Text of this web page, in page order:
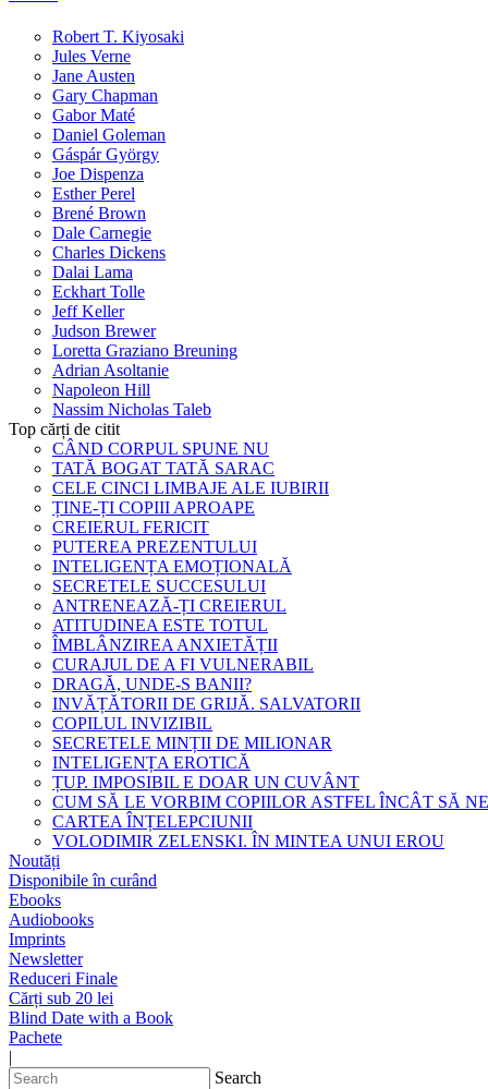
Robert T. Kiyosaki
Jules Verne
Jane Austen
Gary Chapman
Gabor Maté
Daniel Goleman
Gáspár György
Joe Dispenza
Esther Perel
Brené Brown
Dale Carnegie
Charles Dickens
Dalai Lama
Eckhart Tolle
Jeff Keller
Judson Brewer
Loretta Graziano Breuning
Adrian Asoltanie
Napoleon Hill
Nassim Nicholas Taleb
Top cărți de citit
CÂND CORPUL SPUNE NU
TATĂ BOGAT TATĂ SARAC
CELE CINCI LIMBAJE ALE IUBIRII
ȚINE-ȚI COPIII APROAPE
CREIERUL FERICIT
PUTEREA PREZENTULUI
INTELIGENȚA EMOȚIONALĂ
SECRETELE SUCCESULUI
ANTRENEAZĂ-ȚI CREIERUL
ATITUDINEA ESTE TOTUL
ÎMBLÂNZIREA ANXIETĂȚII
CURAJUL DE A FI VULNERABIL
DRAGĂ, UNDE-S BANII?
INVĂȚĂTORII DE GRIJĂ. SALVATORII
COPILUL INVIZIBIL
SECRETELE MINȚII DE MILIONAR
INTELIGENȚA EROTICĂ
ȚUP. IMPOSIBIL E DOAR UN CUVÂNT
CUM SĂ LE VORBIM COPIILOR ASTFEL ÎNCÂT SĂ
CARTEA ÎNȚELEPCIUNII
VOLODIMIR ZELENSKI. ÎN MINTEA UNUI EROU
Noutăți
Disponibile în curând
Ebooks
Audiobooks
Imprints
Newsletter
Reduceri Finale
Cărți sub 20 lei
Blind Date with a Book
Pachete
|
Search